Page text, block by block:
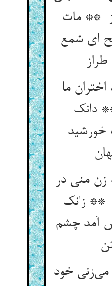
** مات
ای شمع
اختران ما
دانک
خورشید
زن منی در
زانک
آمد چشم
می‌زنی خود